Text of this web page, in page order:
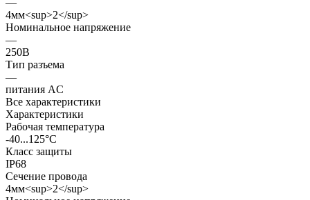
4мм<sup>2</sup>
Номинальное напряжение
—
250В
Тип разъема
—
питания AC
Все характеристики
Характеристики
Рабочая температура
-40...125°C
Класс защиты
IP68
Сечение провода
4мм<sup>2</sup>